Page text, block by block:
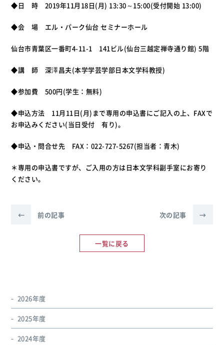
◆日 時 2019年11月18日(月) 13:30～15:00(受付開始 13:00)
◆会 場 エル・パーク仙台 セミナーホール
仙台市青葉区一番町4-11-1 141ビル(仙台三越定禅寺通り館) 5階
◆講 師 深澤昌夫(本学学芸学部日本文学科教授)
◆参加費 500円(学生：無料)
◆申込方法 11月11日(月)まで専用の申込書にご記入の上、FAXで
お申込みください(当日受付 有り)。
◆申込・問合せ先 FAX：022-727-5267(担当者：青木)
＊専用の申込書ですが、ご入用の方は日本文学科副手室にお寄り
ください。
← 前の記事
一覧に戻る
次の記事 →
2026年度
2025年度
2024年度